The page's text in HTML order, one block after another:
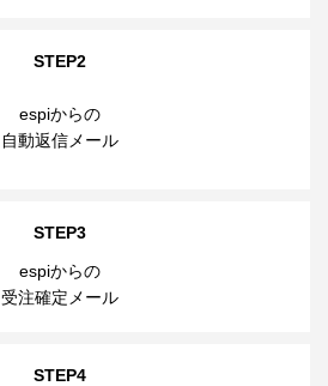
STEP2
espiからの
自動返信メール
STEP3
espiからの
受注確定メール
STEP4